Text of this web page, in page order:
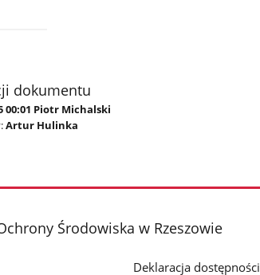
dokumentu
00:01 Piotr Michalski
Artur Hulinka
Środowiska w Rzeszowie
Deklaracja dostępności